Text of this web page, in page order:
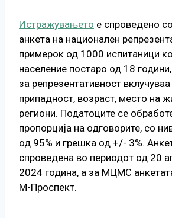
Истражувањето е спроведено
анкета на национален
примерок од 1000 испитаници
население постаро од 18
за репрезентативност
припадност, возраст, место на
региони. Податоците се
пропорција на одговорите, со
од 95% и грешка од +/- 3%.
спроведена во периодот од 20
2024 година, а за МЦМС
М-Проспект.